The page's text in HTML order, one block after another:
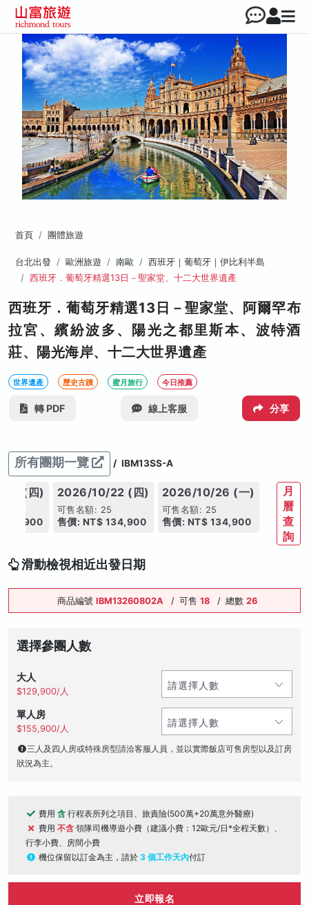
首頁 團體旅遊
台北出發 歐洲旅遊 南歐
西班牙｜葡萄牙｜伊比利半島
西班牙．葡萄牙精選13日－聖家堂、十二大世界遺產
西班牙．葡萄牙精選13日－聖家堂、阿爾罕布
拉宮、繽紛波多、陽光之都里斯本、波特酒
莊、陽光海岸、十二大世界遺產
世界遺產 歷史古蹟 蜜月旅行 今日推薦
轉 PDF 線上客服 分享
所有團期一覽 / IBM13SS-A
15 (四)
134,900
2026/10/22 (四)
可售名額: 25
售價: NT$ 134,900
2026/10/26 (一)
可售名額: 25
售價: NT$ 134,900
月
曆
查
詢
滑動檢視相近出發日期
商品編號 IBM13260802A / 可售 18 / 總數 26
選擇參團人數
大人
$129,900/人
單人房
$155,900/人
三人及四人房或特殊房型請洽客服人員，並以實際飯店可售房型以及訂房
狀況為主。
費用 含 行程表所列之項目、旅責險(500萬+20萬意外醫療)
費用 不含 領隊司機導遊小費（建議小費：12歐元/日*全程天數）、
行李小費、房間小費
機位保留以訂金為主，請於 3 個工作天內付訂
立即報名